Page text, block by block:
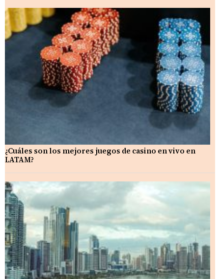
¿Cuáles son los mejores juegos de casino en vivo en
LATAM?